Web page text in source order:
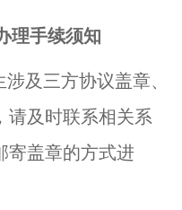
理手续须知
及三方协议盖章、
请及时联系相关系
寄盖章的方式进